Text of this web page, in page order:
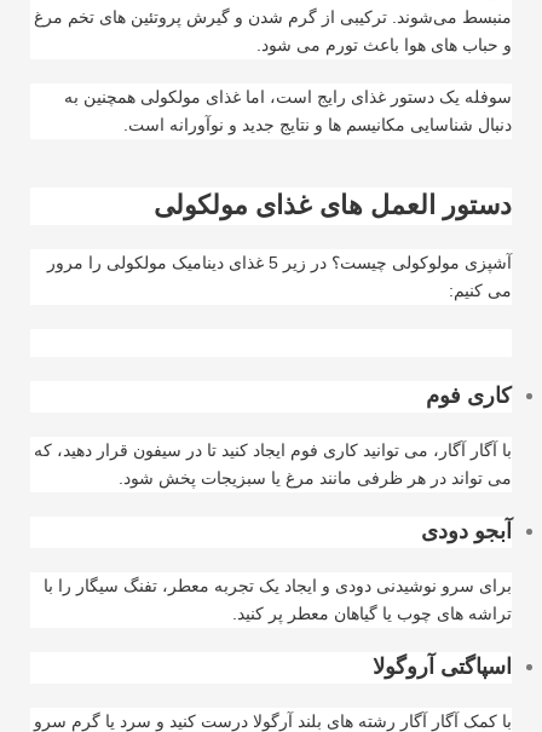
منبسط می‌شوند. ترکیبی از گرم شدن و گیرش پروتئین های تخم مرغ
و حباب های هوا باعث تورم می شود
سوفله یک دستور غذای رایج است، اما غذای مولکولی همچنین به
دنبال شناسایی مکانیسم ها و نتایج جدید و نوآورانه است
دستور العمل های غذای مولکولی
آشپزی مولوکولی چیست؟ در زیر 5 غذای دینامیک مولکولی را مرور
می کنیم:
کاری فوم
با آگار آگار، می توانید کاری فوم ایجاد کنید تا در سیفون قرار دهید، که
می تواند در هر ظرفی مانند مرغ یا سبزیجات پخش شود
آبجو دودی
برای سرو نوشیدنی دودی و ایجاد یک تجربه معطر، تفنگ سیگار را با
تراشه های چوب یا گیاهان معطر پر کنید
اسپاگتی آروگولا
با کمک آگار آگار رشته های بلند آرگولا درست کنید و سرد یا گرم سرو